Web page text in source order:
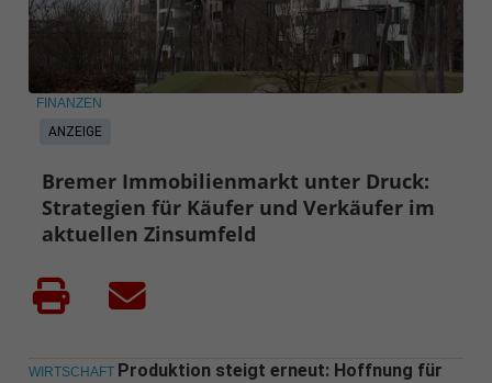
ANZEIGE
FINANZEN
Bremer Immobilienmarkt unter Druck:
Strategien für Käufer und Verkäufer im
aktuellen Zinsumfeld
WIRTSCHAFT Produktion steigt erneut: Hoffnung für